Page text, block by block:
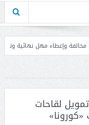
إنذارات منيمنة بحث
لقاحات